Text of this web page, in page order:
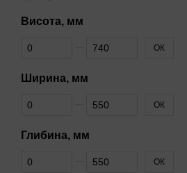
Висота, мм
Від Висота, мм
До Висота, мм ОК
Ширина, мм
Від Ширина, мм
До Ширина, мм ОК
Глибина, мм
Від Глибина, мм
До Глибина, мм ОК